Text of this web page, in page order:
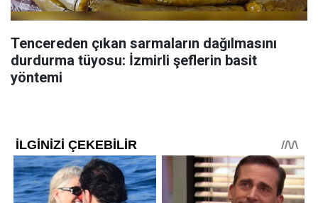
Tencereden çıkan sarmaların dağılmasını
durdurma tüyosu: İzmirli şeflerin basit
yöntemi